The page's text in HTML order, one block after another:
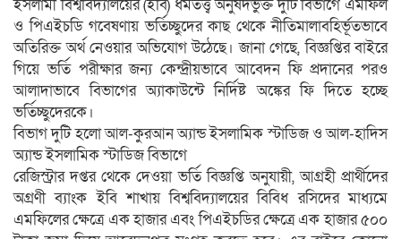
ইসলামী বিশ্ববিদ্যালয়ের (ইবি) ধর্মতত্ত্ব অনুষদভুক্ত দুটি বিভাগে এমফিল
ও পিএইচডি গবেষণায় ভর্তিচ্ছুদের কাছ থেকে নীতিমালাবহির্ভূতভাবে
অতিরিক্ত অর্থ নেওয়ার অভিযোগ উঠেছে। জানা গেছে, বিজ্ঞপ্তির বাইরে
গিয়ে ভর্তি পরীক্ষার জন্য কেন্দ্রীয়ভাবে আবেদন ফি প্রদানের পরও
আলাদাভাবে বিভাগের অ্যাকাউন্টে নির্দিষ্ট অঙ্কের ফি দিতে হচ্ছে
ভর্তিচ্ছুদেরকে।
বিভাগ দুটি হলো আল-কুরআন অ্যান্ড ইসলামিক স্টাডিজ ও আল-হাদিস
অ্যান্ড ইসলামিক স্টাডিজ বিভাগে
রেজিস্ট্রার দপ্তর থেকে দেওয়া ভর্তি বিজ্ঞপ্তি অনুযায়ী, আগ্রহী প্রার্থীদের
অগ্রণী ব্যাংক ইবি শাখায় বিশ্ববিদ্যালয়ের বিবিধ রসিদের মাধ্যমে
এমফিলের ক্ষেত্রে এক হাজার এবং পিএইচডির ক্ষেত্রে এক হাজার ৫০০